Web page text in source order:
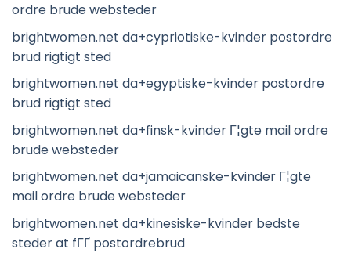
ordre brude websteder
brightwomen.net da+cypriotiske-kvinder postordre
brud rigtigt sted
brightwomen.net da+egyptiske-kvinder postordre
brud rigtigt sted
brightwomen.net da+finsk-kvinder Г¦gte mail ordre
brude websteder
brightwomen.net da+jamaicanske-kvinder Г¦gte
mail ordre brude websteder
brightwomen.net da+kinesiske-kvinder bedste
steder at fГҐ postordrebrud